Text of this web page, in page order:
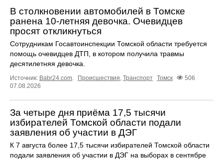
В столкновении автомобилей в Томске
ранена 10-летняя девочка. Очевидцев
просят откликнуться
Сотрудникам Госавтоинспекции Томской области требуется
помощь очевидцев ДТП, в котором получила травмы
десятилетняя девочка.
Источник: Babr24.com Происшествия Транспорт Томск
506
07.08.2026
За четыре дня приёма 17,5 тысячи
избирателей Томской области подали
заявления об участии в ДЭГ
К 7 августа более 17,5 тысячи избирателей Томской области
подали заявления об участии в ДЭГ на выборах в сентябре